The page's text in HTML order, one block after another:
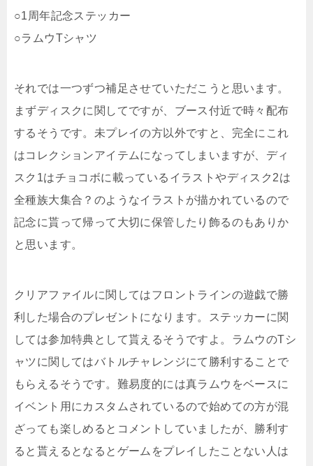
○1周年記念ステッカー
○ラムウTシャツ
それでは一つずつ補足させていただこうと思います。
まずディスクに関してですが、ブース付近で時々配布
するそうです。未プレイの方以外ですと、完全にこれ
はコレクションアイテムになってしまいますが、ディ
スク1はチョコボに載っているイラストやディスク2は
全種族大集合？のようなイラストが描かれているので
記念に貰って帰って大切に保管したり飾るのもありか
と思います。
クリアファイルに関してはフロントラインの遊戯で勝
利した場合のプレゼントになります。ステッカーに関
しては参加特典として貰えるそうですよ。ラムウのTシ
ャツに関してはバトルチャレンジにて勝利することで
もらえるそうです。難易度的には真ラムウをベースに
イベント用にカスタムされているので始めての方が混
ざっても楽しめるとコメントしていましたが、勝利す
ると貰えるとなるとゲームをプレイしたことない人は